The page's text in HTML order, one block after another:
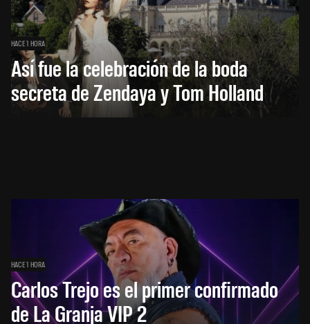
HACE 1 HORA
Así fue la celebración de la boda
secreta de Zendaya y Tom Holland
HACE 1 HORA
Carlos Trejo es el primer confirmado
de La Granja VIP 2